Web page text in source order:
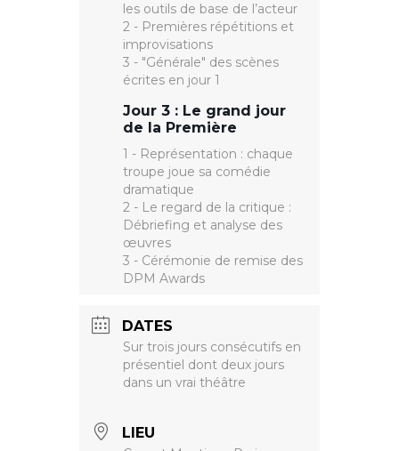
les outils de base de l’acteur
2 - Premières répétitions et
improvisations
3 - "Générale" des scènes
écrites en jour 1
Jour 3 : Le grand jour
de la Première
1 - Représentation : chaque
troupe joue sa comédie
dramatique
2 - Le regard de la critique :
Débriefing et analyse des
œuvres
3 - Cérémonie de remise des
DPM Awards
DATES
Sur trois jours consécutifs en
présentiel dont deux jours
dans un vrai théâtre
LIEU